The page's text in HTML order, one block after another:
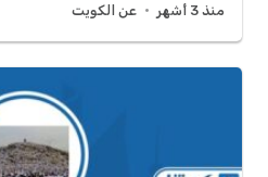
منذ 3 أشهر عن الكويت